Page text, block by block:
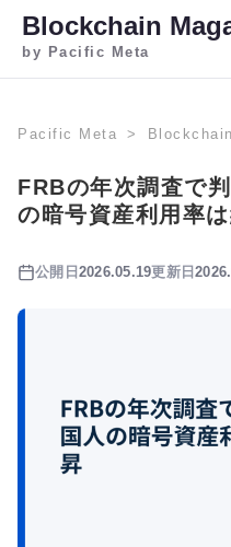
Blockchain
by Pacific Meta
Pacific Meta
FRBの年次調査で
の暗号資産利用率
公開日 2026.05.19更新日